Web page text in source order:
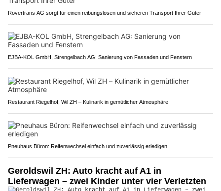
Rovertrans AG sorgt für einen reibungslosen und sicheren Transport Ihrer Güter
EJBA-KOL GmbH, Strengelbach AG: Sanierung von Fassaden und Fenstern
Restaurant Riegelhof, Wil ZH – Kulinarik in gemütlicher Atmosphäre
Pneuhaus Büron: Reifenwechsel einfach und zuverlässig erledigen
Geroldswil ZH: Auto kracht auf A1 in
Lieferwagen – zwei Kinder unter vier Verletzten